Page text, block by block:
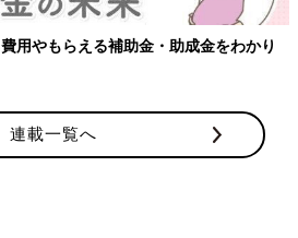
用やもらえる補助金・助成金をわかり
連載一覧へ